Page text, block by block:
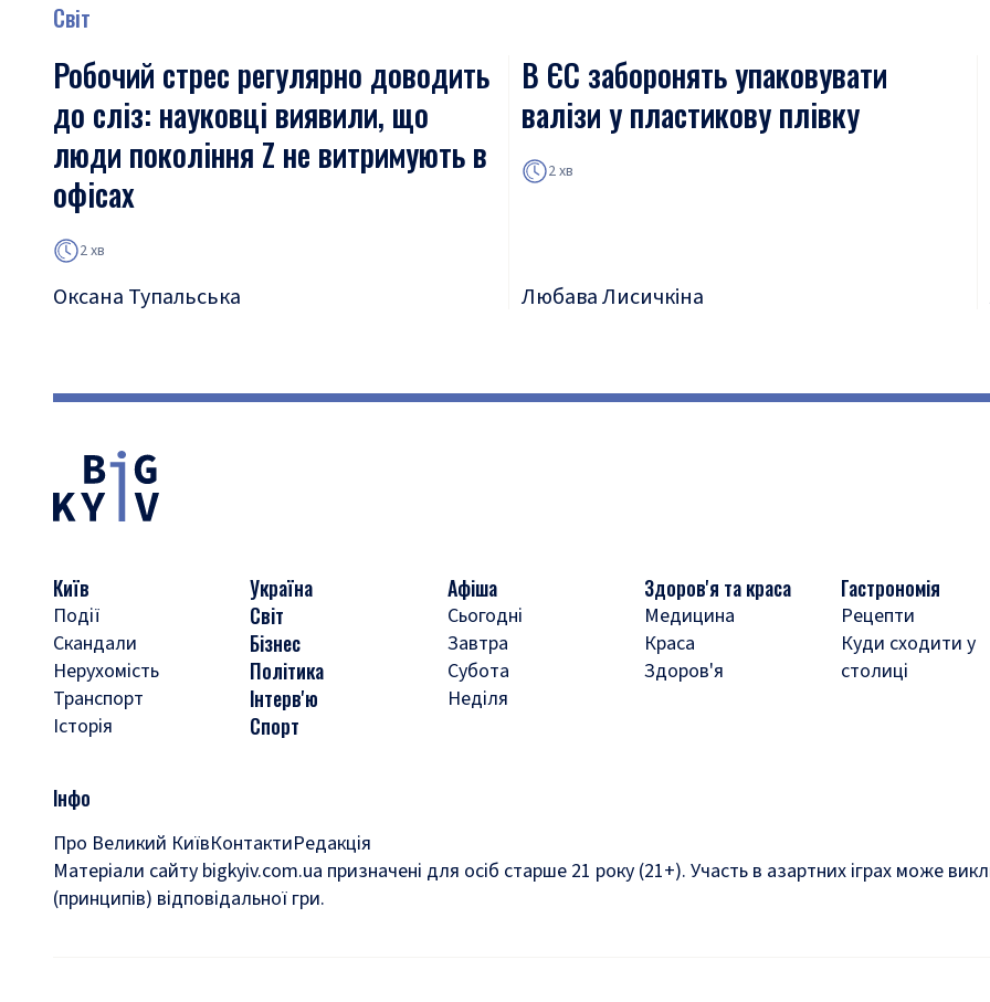
Світ
Робочий стрес регулярно доводить
до сліз: науковці виявили, що
люди покоління Z не витримують в
офісах
2 хв
Оксана Тупальська
В ЄС заборонять упаковувати
валізи у пластикову плівку
2 хв
Любава Лисичкіна
Київ
Події
Скандали
Нерухомість
Транспорт
Історія
Україна
Світ
Бізнес
Політика
Інтерв'ю
Спорт
Афіша
Сьогодні
Завтра
Субота
Неділя
Здоров'я та краса
Медицина
Краса
Здоров'я
Гастрономія
Рецепти
Куди сходити у
столиці
Інфо
Про Великий КиївКонтактиРедакція
Матеріали сайту bigkyiv.com.ua призначені для осіб старше 21 року (21+). Участь в азартних іграх може
(принципів) відповідальної гри.